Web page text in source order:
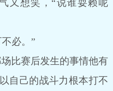
想笑，“说谁耍赖呢
必。”
比赛后发生的事情他有
自己的战斗力根本打不